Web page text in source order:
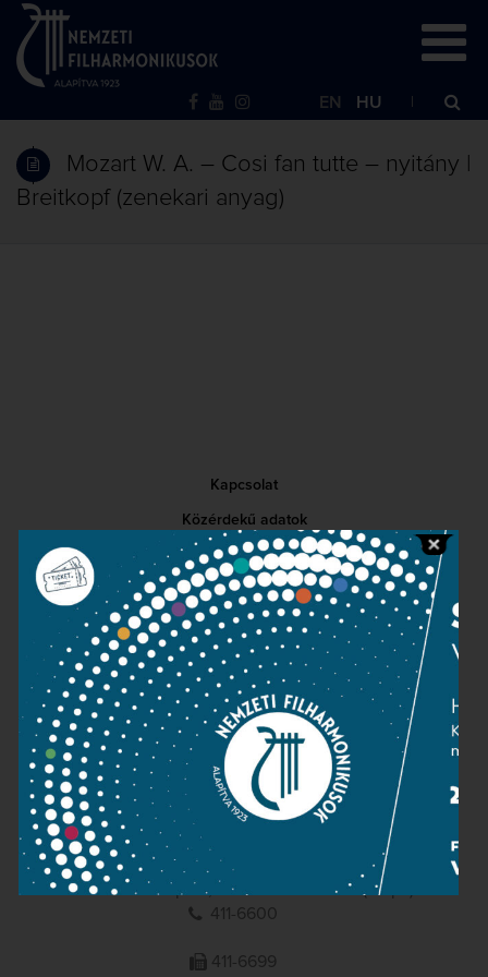
EN HU
Mozart W. A. – Cosi fan tutte – nyitány |
Breitkopf (zenekari anyag)
Kapcsolat
Közérdekű adatok
Sajtószoba
Adatvédelem
Impresszum
NEMZETI
FILHARMONIKUSOK
1095 Budapest, Komor Marcell u. 1. (Müpa)
411-6600
411-6699